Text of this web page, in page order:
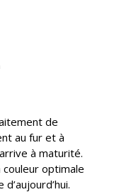
de
au fur et à
à maturité.
optimale